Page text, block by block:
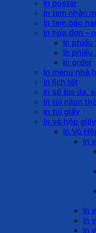
In poster
In tem nhãn
In tem bảo
In hóa đơn –
In phiếu
In phiếu
In order
In menu nhà
In lịch tết
In sổ bìa da,
In túi nilon
In túi giấy
In vỏ hộp
In Vỏ
In
In
In
In